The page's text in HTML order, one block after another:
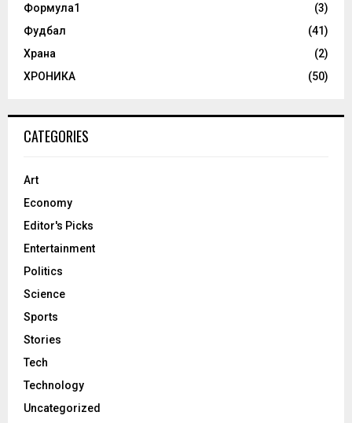
Формула1
(3)
Фудбал
(41)
Храна
(2)
ХРОНИКА
(50)
CATEGORIES
Art
Economy
Editor's Picks
Entertainment
Politics
Science
Sports
Stories
Tech
Technology
Uncategorized